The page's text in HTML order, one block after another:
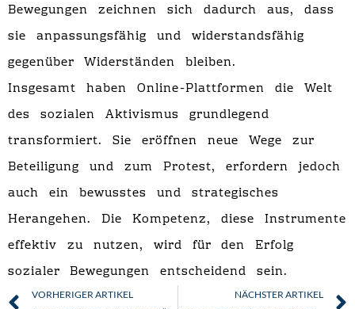
Bewegungen zeichnen sich dadurch aus, dass
sie anpassungsfähig und widerstandsfähig
gegenüber Widerständen bleiben.
Insgesamt haben Online-Plattformen die Welt
des sozialen Aktivismus grundlegend
transformiert. Sie eröffnen neue Wege zur
Beteiligung und zum Protest, erfordern jedoch
auch ein bewusstes und strategisches
Herangehen. Die Kompetenz, diese Instrumente
effektiv zu nutzen, wird für den Erfolg
sozialer Bewegungen entscheidend sein.
Zurück
VORHERIGER ARTIKEL NÄCHSTER ARTIKEL